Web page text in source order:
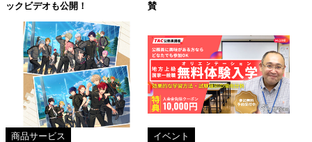
ックビデオも公開！
賛
商品サービス イベント